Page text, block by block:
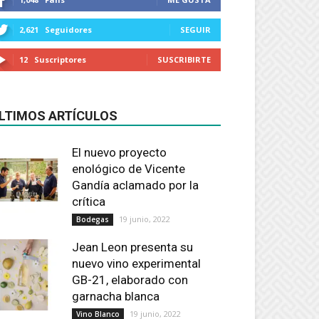
2,621 Seguidores SEGUIR
12 Suscriptores SUSCRIBIRTE
ARTÍCULOS
El nuevo proyecto
enológico de Vicente
Gandía aclamado por la
crítica
Bodegas 19 junio, 2022
Jean Leon presenta su
nuevo vino experimental
GB-21, elaborado con
garnacha blanca
Vino Blanco 19 junio, 2022